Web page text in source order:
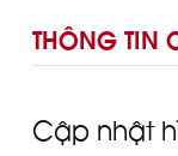
THÔNG TIN
Cập nhật